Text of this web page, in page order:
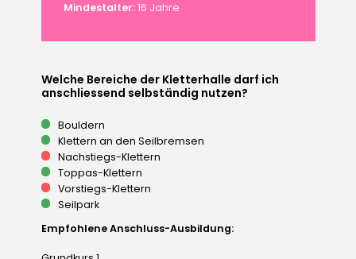
Mindestalter:16 Jahre
Welche Bereiche der Kletterhalle darf ich
anschliessend selbständig nutzen?
Bouldern
Klettern an den Seilbremsen
Nachstiegs-Klettern
Toppas-Klettern
Vorstiegs-Klettern
Seilpark
Empfohlene Anschluss-Ausbildung: